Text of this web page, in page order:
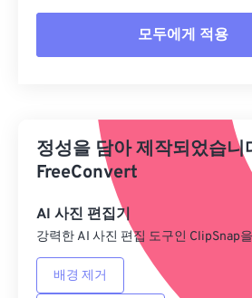
모두에게 적용
사전 설정에서 적용
사전 설정으로 저장
정성을 담아 제작되었습니
FreeConvert
AI 사진 편집기
강력한 AI 사진 편집 도구인 ClipSnap
배경 제거